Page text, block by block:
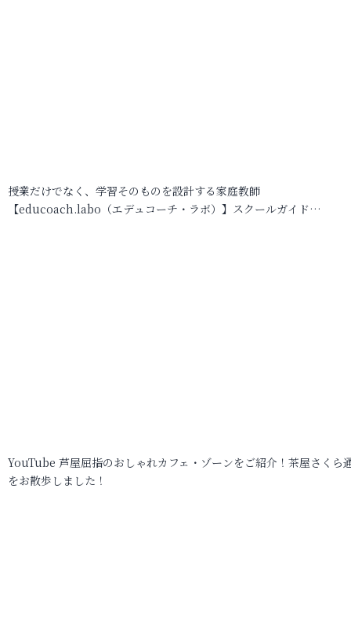
授業だけでなく、学習そのものを設計する家庭教師
【educoach.labo（エデュコーチ・ラボ）】スクールガイド…
YouTube 芦屋屈指のおしゃれカフェ・ゾーンをご紹介！茶屋さくら
をお散歩しました！